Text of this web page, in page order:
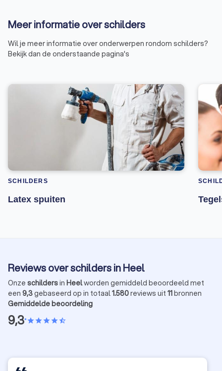
Meer informatie over schilders
Wil je meer informatie over onderwerpen rondom schilders?
Bekijk dan de onderstaande pagina's
SCHILDERS
Latex spuiten
Reviews over schilders in Heel
Onze schildersin Heelworden gemiddeld beoordeeld met
een 9,3gebaseerd op in totaal1.580reviews uit 11bronnen
Gemiddelde beoordeling
9,3•starstarstarstarstar_half